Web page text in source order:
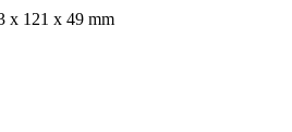
x 121 x 49 mm